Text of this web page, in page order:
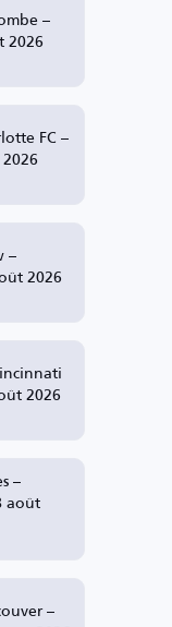
–
2026
FC –
–
2026
2026
–
août
–